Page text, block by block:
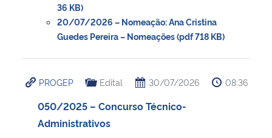
36 KB)
20/07/2026 – Nomeação: Ana Cristina
Guedes Pereira – Nomeações (pdf 718 KB)
PROGEP Edital 30/07/2026 08:36
050/2025 – Concurso Técnico-
Administrativos